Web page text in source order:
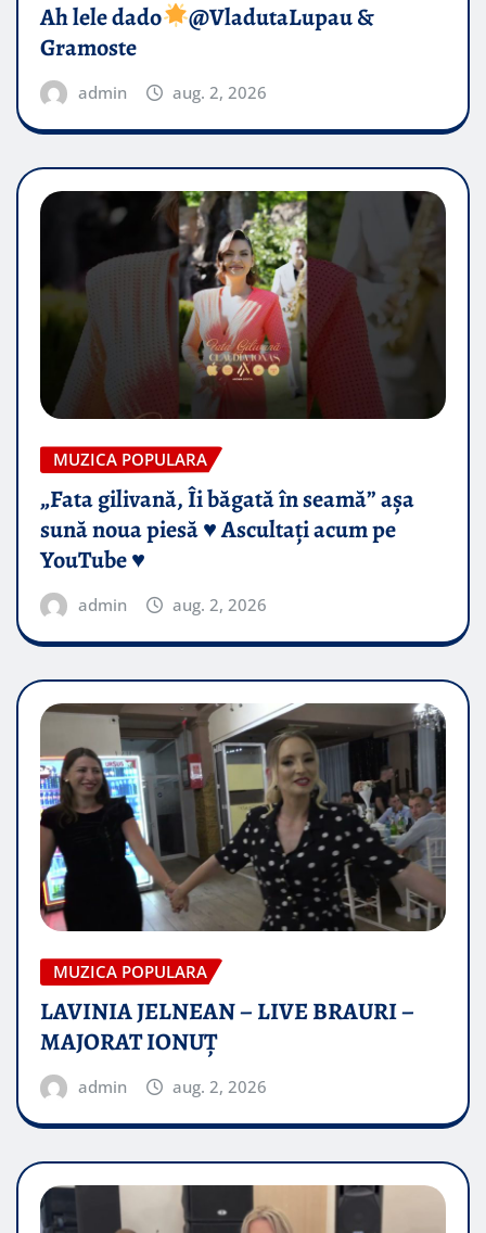
Ah lele dado​
@VladutaLupau &
Gramoste
admin aug. 2, 2026
MUZICA POPULARA
„Fata gilivană, Îi băgată în seamă” așa
sună noua piesă ♥️ Ascultați acum pe
YouTube ♥️
admin aug. 2, 2026
MUZICA POPULARA
LAVINIA JELNEAN – LIVE BRAURI –
MAJORAT IONUŢ
admin aug. 2, 2026